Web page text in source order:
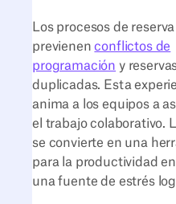
Los procesos de
previenenconflictos de
programación y
duplicadas. Esta
anima a los equipos a
el trabajo colaborativo.
se convierte en una
para la productividad
una fuente de estrés